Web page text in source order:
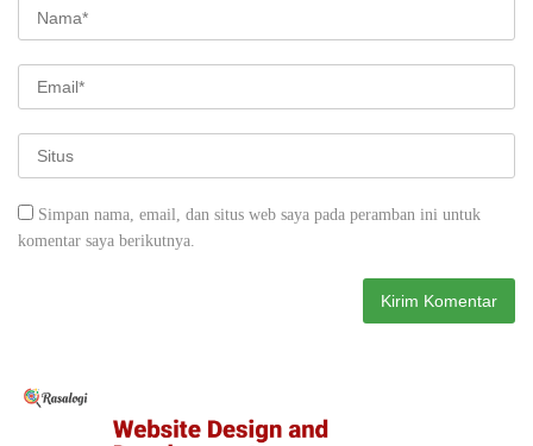
Simpan nama, email, dan situs web saya pada peramban ini untuk
komentar saya berikutnya.